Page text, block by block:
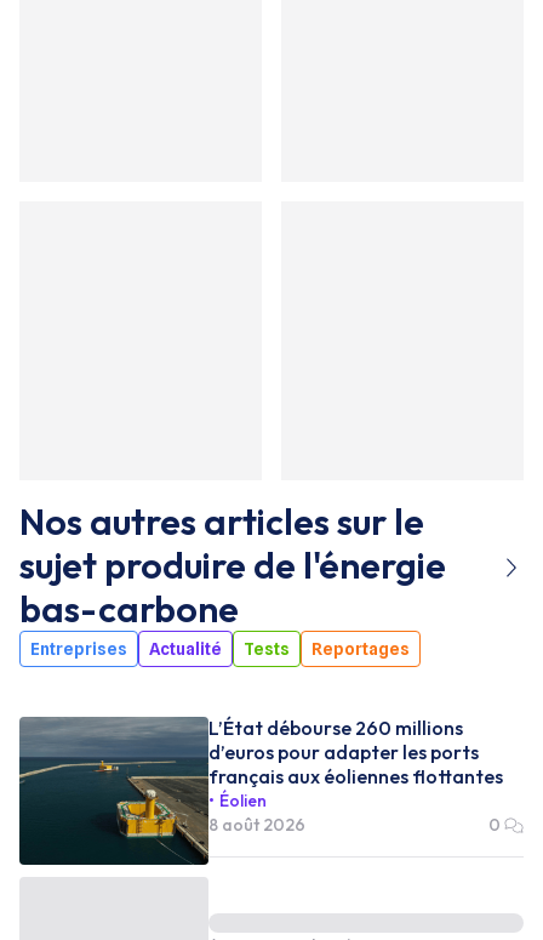
Nos autres articles sur le
sujet produire de l'énergie
bas-carbone
Entreprises Actualité Tests Reportages
L’État débourse 260 millions
d’euros pour adapter les ports
français aux éoliennes flottantes
Éolien
8 août 2026
0